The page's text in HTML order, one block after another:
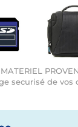
securisé de